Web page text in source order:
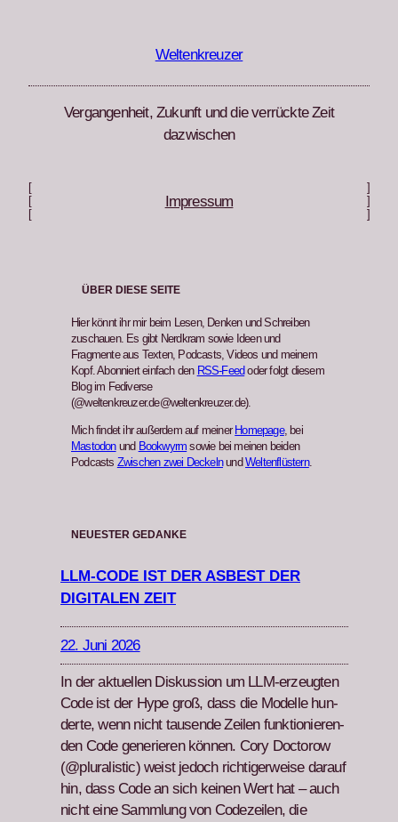
Weltenkreuzer
Vergangenheit, Zukunft und die verrückte Zeit
dazwischen
Impressum
ÜBER DIESE SEITE
Hier könnt ihr mir beim Lesen, Denken und Schreiben
zuschauen. Es gibt Nerdkram sowie Ideen und
Fragmente aus Texten, Podcasts, Videos und meinem
Kopf. Abonniert einfach den RSS-Feed oder folgt diesem
Blog im Fediverse
(@weltenkreuzer.de@weltenkreuzer.de).
Mich findet ihr außerdem auf meiner Homepage, bei
Mastodonund Bookwyrm sowie bei meinen beiden
Podcasts Zwischen zwei DeckelnundWeltenflüstern.
NEUESTER GEDANKE
LLM-CODE IST DER ASBEST DER
DIGITALEN ZEIT
22. Juni 2026
In der aktuellen Diskus­sion um LLM-erzeugten
Code ist der Hype groß, dass die Mod­elle hun­
derte, wenn nicht tausende Zeilen funk­tion­ieren­
den Code gener­ieren kön­nen. Cory Doc­torow
(@pluralistic) weist jedoch richtiger­weise darauf
hin, dass Code an sich keinen Wert hat – auch
nicht eine Samm­lung von Codezeilen, die